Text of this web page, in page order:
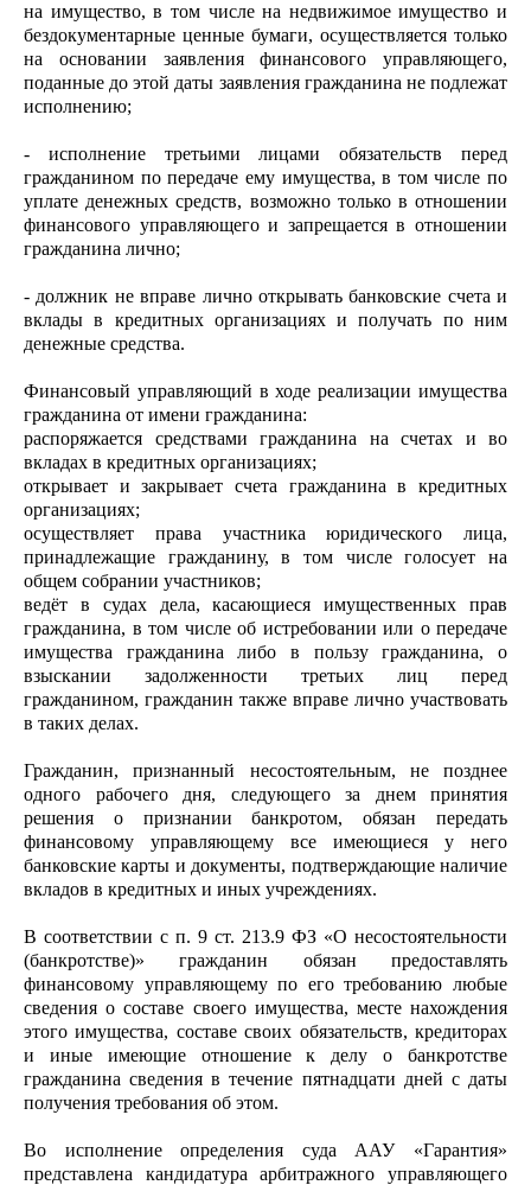
на имущество, в том числе на недвижимое имущество и
бездокументарные ценные бумаги, осуществляется только
на основании заявления финансового управляющего,
поданные до этой даты заявления гражданина не подлежат
исполнению;
- исполнение третьими лицами обязательств перед
гражданином по передаче ему имущества, в том числе по
уплате денежных средств, возможно только в отношении
финансового управляющего и запрещается в отношении
гражданина лично;
- должник не вправе лично открывать банковские счета и
вклады в кредитных организациях и получать по ним
денежные средства.
Финансовый управляющий в ходе реализации имущества
гражданина от имени гражданина:
распоряжается средствами гражданина на счетах и во
вкладах в кредитных организациях;
открывает и закрывает счета гражданина в кредитных
организациях;
осуществляет права участника юридического лица,
принадлежащие гражданину, в том числе голосует на
общем собрании участников;
ведёт в судах дела, касающиеся имущественных прав
гражданина, в том числе об истребовании или о передаче
имущества гражданина либо в пользу гражданина, о
взыскании задолженности третьих лиц перед
гражданином, гражданин также вправе лично участвовать
в таких делах.
Гражданин, признанный несостоятельным, не позднее
одного рабочего дня, следующего за днем принятия
решения о признании банкротом, обязан передать
финансовому управляющему все имеющиеся у него
банковские карты и документы, подтверждающие наличие
вкладов в кредитных и иных учреждениях.
В соответствии с п. 9 ст. 213.9 ФЗ «О несостоятельности
(банкротстве)» гражданин обязан предоставлять
финансовому управляющему по его требованию любые
сведения о составе своего имущества, месте нахождения
этого имущества, составе своих обязательств, кредиторах
и иные имеющие отношение к делу о банкротстве
гражданина сведения в течение пятнадцати дней с даты
получения требования об этом.
Во исполнение определения суда ААУ «Гарантия»
представлена кандидатура арбитражного управляющего